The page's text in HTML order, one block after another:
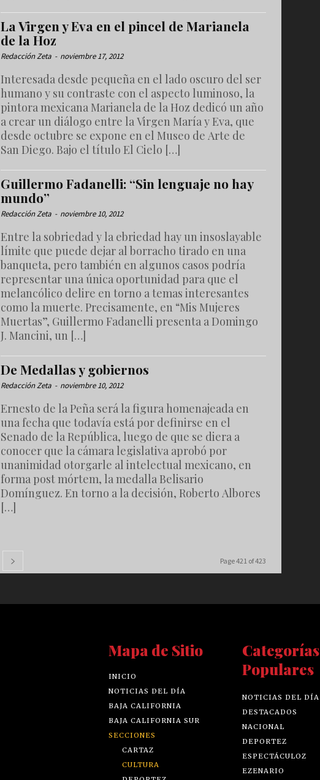
La Virgen y Eva en el pincel de Marianela
de la Hoz
Redacción Zeta - noviembre 17, 2012
Interesada desde pequeña en el lado oscuro del ser
humano y su contraste con el aspecto luminoso, la
pintora mexicana Marianela de la Hoz dedicó un año
a crear un diálogo entre la Virgen María y Eva, que
desde octubre se expone en el Museo de Arte de
San Diego. Bajo el título El Cielo […]
Guillermo Fadanelli: “Sin lenguaje no hay
mundo”
Redacción Zeta - noviembre 10, 2012
Entre la sobriedad y la ebriedad hay un insoslayable
límite que puede dejar al borracho tirado en una
banqueta, pero también en algunos casos podría
representar una única oportunidad para que el
melancólico delire en torno a temas interesantes
como la muerte. Precisamente, en “Mis Mujeres
Muertas”, Guillermo Fadanelli presenta a Domingo
J. Mancini, un […]
De Medallas y gobiernos
Redacción Zeta - noviembre 10, 2012
Ernesto de la Peña será la figura homenajeada en
una fecha que todavía está por definirse en el
Senado de la República, luego de que se diera a
conocer que la cámara legislativa aprobó por
unanimidad otorgarle al intelectual mexicano, en
forma post mórtem, la medalla Belisario
Domínguez. En torno a la decisión, Roberto Albores
[…]
Page 421 of 423
Mapa de Sitio
INICIO
NOTICIAS DEL DÍA
BAJA CALIFORNIA
BAJA CALIFORNIA SUR
SECCIONES
CARTAZ
CULTURA
Categorías
Populares
NOTICIAS DEL DÍA
DESTACADOS
NACIONAL
DEPORTEZ
ESPECTÁCULOZ
EZENARIO